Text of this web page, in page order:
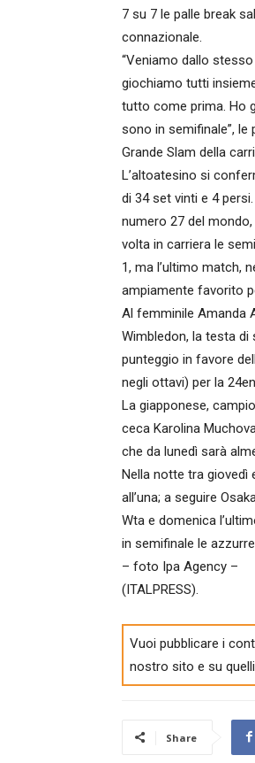
7 su 7 le palle break
connazionale.
“Veniamo dallo
giochiamo tutti
tutto come prima. Ho
sono in semifinale”, le
Grande Slam della
L’altoatesino si
di 34 set vinti e 4
numero 27 del
volta in carriera le
1, ma l’ultimo match,
ampiamente favorito
Al femminile Amanda
Wimbledon, la testa di
punteggio in favore
negli ottavi) per la
La giapponese,
ceca Karolina
che da lunedì sarà
Nella notte tra giovedì
all’una; a seguire
Wta e domenica
in semifinale le
– foto Ipa Agency –
(ITALPRESS).
Vuoi pubblicare i
nostro sito e su
Share